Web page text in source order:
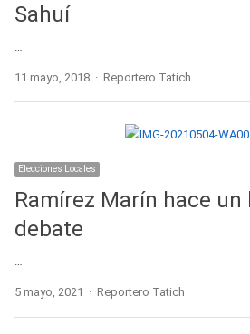
Sahuí
11 mayo, 2018 Author
Reportero Tatich
Elecciones Locales
Ramírez Marín hace un
debate
…
5 mayo, 2021 Author
Reportero Tatich